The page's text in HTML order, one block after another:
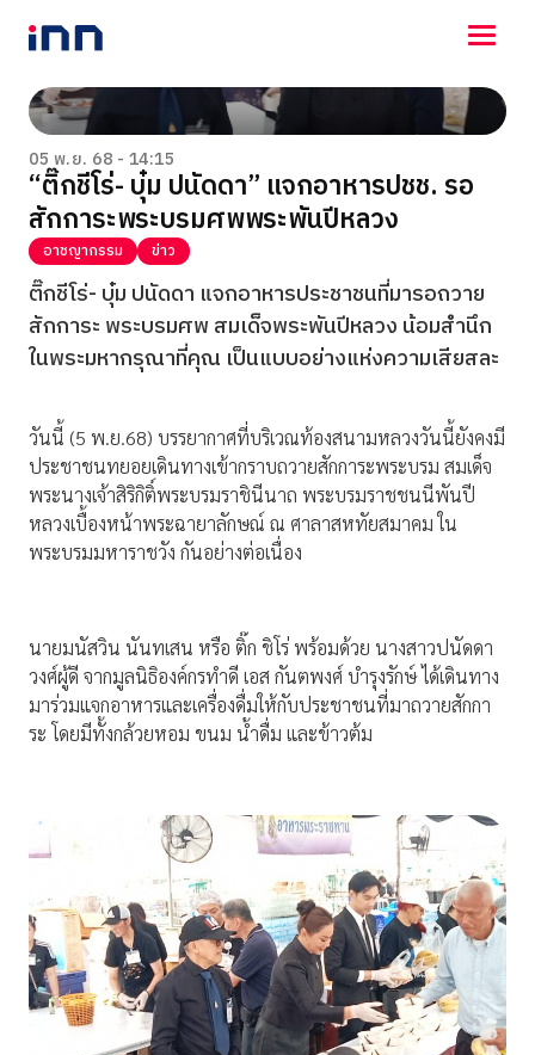
NEWS
ENTERTAINMENT
LIFESTYLE
HOROSCOPE
LOTTERY
VIDEO
ร่วมด้วยช่วยกัน
05 พ.ย. 68 - 14:15
“ติ๊กชีโร่- บุ๋ม ปนัดดา” แจกอาหารปชช. รอ
สักการะพระบรมศพพระพันปีหลวง
อาชญากรรม ข่าว
ติ๊กชีโร่- บุ๋ม ปนัดดา แจกอาหารประชาชนที่มารอถวาย
สักการะ พระบรมศพ สมเด็จพระพันปีหลวง น้อมสำนึก
ในพระมหากรุณาที่คุณ เป็นแบบอย่างแห่งความเสียสละ
วันนี้ (5 พ.ย.68) บรรยากาศที่บริเวณท้องสนามหลวงวันนี้ยังคงมี
ประชาชนทยอยเดินทางเข้ากราบถวายสักการะพระบรม สมเด็จ
พระนางเจ้าสิริกิติ์พระบรมราชินีนาถ พระบรมราชชนนีพันปี
หลวงเบื้องหน้าพระฉายาลักษณ์ ณ ศาลาสหทัยสมาคม ใน
พระบรมมหาราชวัง กันอย่างต่อเนื่อง
นายมนัสวิน นันทเสน หรือ ติ๊ก ชิโร่ พร้อมด้วย นางสาวปนัดดา
วงศ์ผู้ดี จากมูลนิธิองค์กรทำดี เอส กันตพงศ์ บำรุงรักษ์ ได้เดินทาง
มาร่วมแจกอาหารและเครื่องดื่มให้กับประชาชนที่มาถวายสักกา
ระ โดยมีทั้งกล้วยหอม ขนม น้ำดื่ม และข้าวต้ม